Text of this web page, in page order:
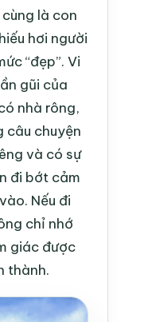
là con
hơi người
“đẹp”. Vi
gũi của
nhà rông,
câu chuyện
và có sự
đi bớt cảm
Nếu đi
chỉ nhớ
giác được
thành.